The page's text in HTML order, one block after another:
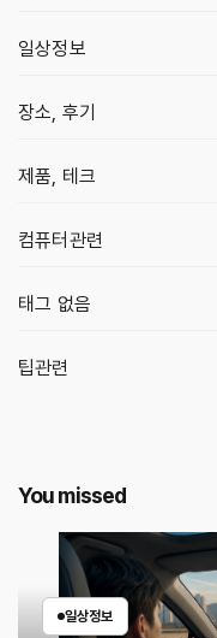
일상정보
장소, 후기
제품, 테크
컴퓨터관련
태그 없음
팁관련
You missed
일상정보